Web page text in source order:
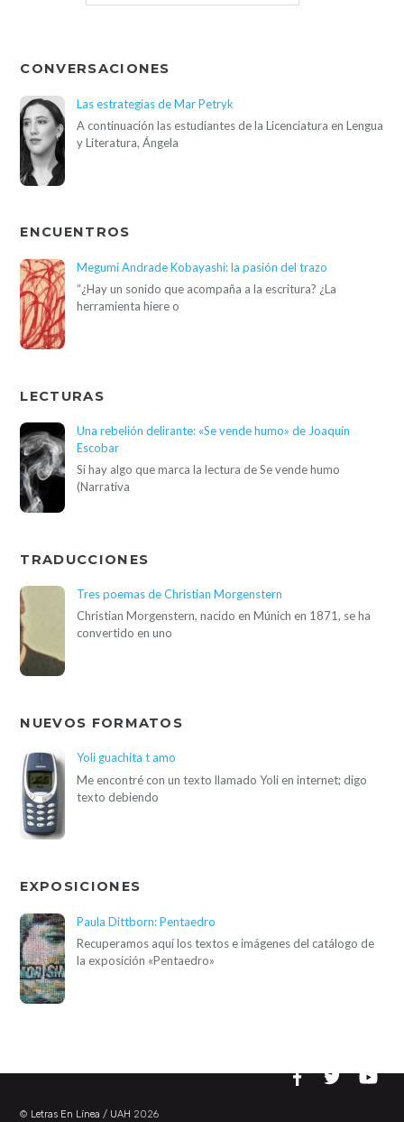
CONVERSACIONES
Las estrategias de Mar Petryk
A continuación las estudiantes de la Licenciatura en Lengua
y Literatura, Ángela
ENCUENTROS
Megumi Andrade Kobayashi: la pasión del trazo
“¿Hay un sonido que acompaña a la escritura? ¿La
herramienta hiere o
LECTURAS
Una rebelión delirante: «Se vende humo» de Joaquín
Escobar
Si hay algo que marca la lectura de Se vende humo
(Narrativa
TRADUCCIONES
Tres poemas de Christian Morgenstern
Christian Morgenstern, nacido en Múnich en 1871, se ha
convertido en uno
NUEVOS FORMATOS
Yoli guachita t amo
Me encontré con un texto llamado Yoli en internet; digo
texto debiendo
EXPOSICIONES
Paula Dittborn: Pentaedro
Recuperamos aquí los textos e imágenes del catálogo de
la exposición «Pentaedro»
© Letras En Línea / UAH 2026